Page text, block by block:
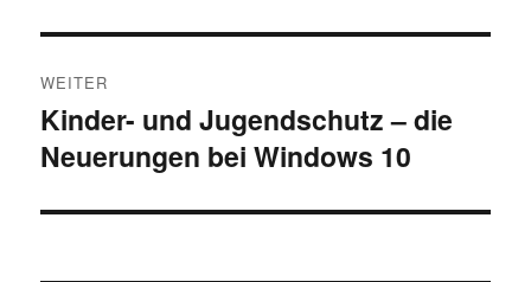
WEITER
Nächster
Beitrag:
Kinder- und Jugendschutz – die
Neuerungen bei Windows 10